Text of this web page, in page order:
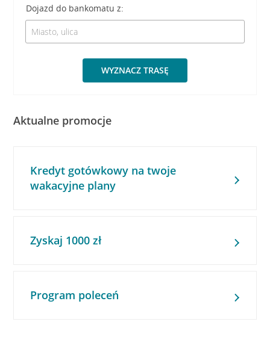
Dojazd do bankomatu z:
WYZNACZ TRASĘ
Aktualne promocje
Kredyt gotówkowy na twoje
wakacyjne plany
Zyskaj 1000 zł
Program poleceń